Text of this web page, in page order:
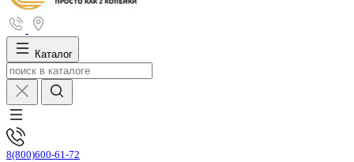
Каталог
8(800)600-61-72